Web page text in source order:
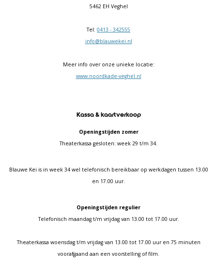
5462 EH Veghel
Tel: 0413 - 342555
info@blauwekei.nl
Meer info over onze unieke locatie:
www.noordkade-veghel.nl
Kassa & kaartverkoop
Openingstijden zomer
Theaterkassa gesloten: week 29 t/m 34.
Blauwe Kei is in week 34 wel telefonisch bereikbaar op werkdagen tussen 13.00
en 17.00 uur.
Openingstijden regulier
Telefonisch maandag t/m vrijdag van 13.00 tot 17.00 uur.
Theaterkassa woensdag t/m vrijdag van 13.00 tot 17.00 uur en 75 minuten
voorafgaand aan een voorstelling of film.